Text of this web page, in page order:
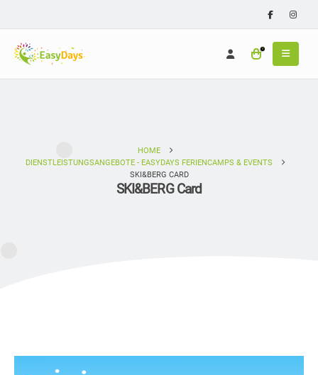
0
HOME
DIENSTLEISTUNGSANGEBOTE - EASYDAYS FERIENCAMPS & EVENTS
SKI&BERG CARD
SKI&BERG Card